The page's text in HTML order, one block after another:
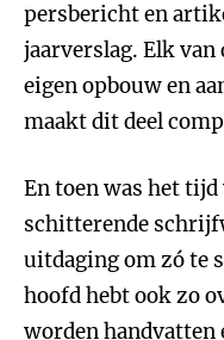
persbericht en
jaarverslag. Elk
eigen opbouw en
maakt dit deel
En toen was het
schitterende
uitdaging om zó te
hoofd hebt ook zo
worden handvatten